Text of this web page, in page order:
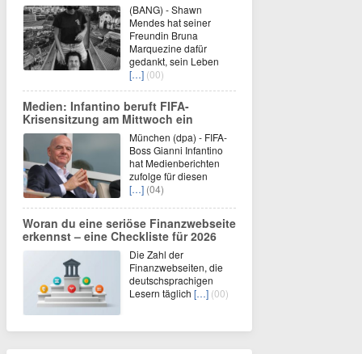
(BANG) - Shawn
Mendes hat seiner
Freundin Bruna
Marquezine dafür
gedankt, sein Leben
[…] (00)
Medien: Infantino beruft FIFA-
Krisensitzung am Mittwoch ein
München (dpa) - FIFA-
Boss Gianni Infantino
hat Medienberichten
zufolge für diesen
[…] (04)
Woran du eine seriöse Finanzwebseite
erkennst – eine Checkliste für 2026
Die Zahl der
Finanzwebseiten, die
deutschsprachigen
Lesern täglich […] (00)